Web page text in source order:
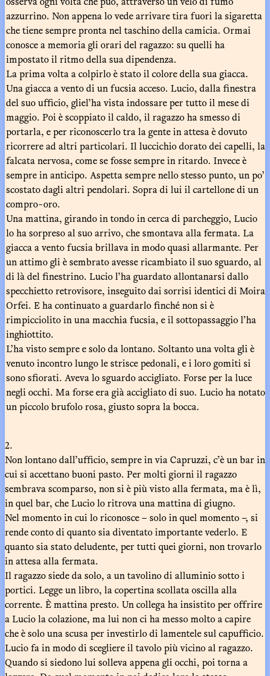
azzurrino. Non appena lo vede arrivare tira fuori la sigaretta
che tiene sempre pronta nel taschino della camicia. Ormai
conosce a memoria gli orari del ragazzo: su quelli ha
impostato il ritmo della sua dipendenza.
La prima volta a colpirlo è stato il colore della sua giacca.
Una giacca a vento di un fucsia acceso. Lucio, dalla finestra
del suo ufficio, gliel’ha vista indossare per tutto il mese di
maggio. Poi è scoppiato il caldo, il ragazzo ha smesso di
portarla, e per riconoscerlo tra la gente in attesa è dovuto
ricorrere ad altri particolari. Il luccichio dorato dei capelli, la
falcata nervosa, come se fosse sempre in ritardo. Invece è
sempre in anticipo. Aspetta sempre nello stesso punto, un po’
scostato dagli altri pendolari. Sopra di lui il cartellone di un
compro-oro.
Una mattina, girando in tondo in cerca di parcheggio, Lucio
lo ha sorpreso al suo arrivo, che smontava alla fermata. La
giacca a vento fucsia brillava in modo quasi allarmante. Per
un attimo gli è sembrato avesse ricambiato il suo sguardo, al
di là del finestrino. Lucio l’ha guardato allontanarsi dallo
specchietto retrovisore, inseguito dai sorrisi identici di Moira
Orfei. E ha continuato a guardarlo finché non si è
rimpicciolito in una macchia fucsia, e il sottopassaggio l’ha
inghiottito.
L’ha visto sempre e solo da lontano. Soltanto una volta gli è
venuto incontro lungo le strisce pedonali, e i loro gomiti si
sono sfiorati. Aveva lo sguardo accigliato. Forse per la luce
negli occhi. Ma forse era già accigliato di suo. Lucio ha notato
un piccolo brufolo rosa, giusto sopra la bocca.
2.
Non lontano dall’ufficio, sempre in via Capruzzi, c’è un bar in
cui si accettano buoni pasto. Per molti giorni il ragazzo
sembrava scomparso, non si è più visto alla fermata, ma è lì,
in quel bar, che Lucio lo ritrova una mattina di giugno.
Nel momento in cui lo riconosce – solo in quel momento –, si
rende conto di quanto sia diventato importante vederlo. E
quanto sia stato deludente, per tutti quei giorni, non trovarlo
in attesa alla fermata.
Il ragazzo siede da solo, a un tavolino di alluminio sotto i
portici. Legge un libro, la copertina scollata oscilla alla
corrente. È mattina presto. Un collega ha insistito per offrire
a Lucio la colazione, ma lui non ci ha messo molto a capire
che è solo una scusa per investirlo di lamentele sul capufficio.
Lucio fa in modo di scegliere il tavolo più vicino al ragazzo.
Quando si siedono lui solleva appena gli occhi, poi torna a